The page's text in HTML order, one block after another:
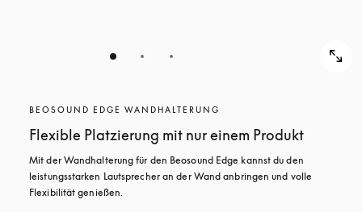
BEOSOUND EDGE WANDHALTERUNG
Flexible Platzierung mit nur einem Produkt
Mit der Wandhalterung für den Beosound Edge kannst du den
leistungsstarken Lautsprecher an der Wand anbringen und volle
Flexibilität genießen.